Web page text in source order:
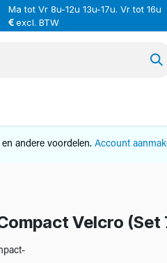
Ma tot Vr 8u-12u 13u-17u. Vr tot 16u
excl. BTW
andere voordelen. Account
Velcro (Set